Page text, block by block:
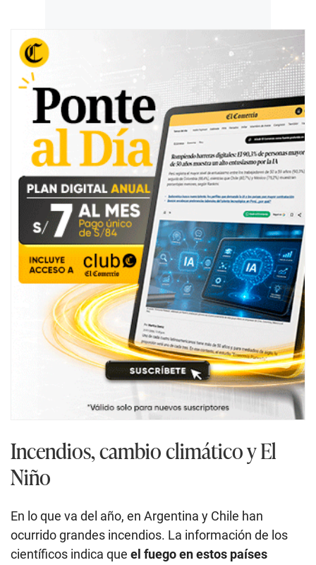
Incendios, cambio climático y El
Niño
En lo que va del año, en Argentina y Chile han
ocurrido grandes incendios. La información de los
científicos indica que el fuego en estos países